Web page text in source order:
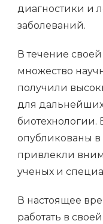
диагностики и
заболеваний.
В течение
множество
получили
для
биотехнологии.
опубликованы
привлекли
ученых и
В настоящее
работать в